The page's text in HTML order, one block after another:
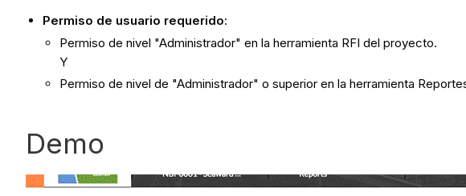
Permiso de usuario requerido:
Permiso de nivel "Administrador" en la herramienta RFI del proyecto.
Y
Permiso de nivel de "Administrador" o superior en la herramienta
Demo